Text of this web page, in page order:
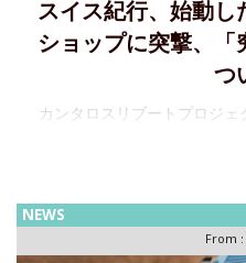
スイス紀行、始動し
ショップに突撃、「
つ
カンタロスリブートプロジ
の取材を「熱いうち」にレ
と
NEWS
From :